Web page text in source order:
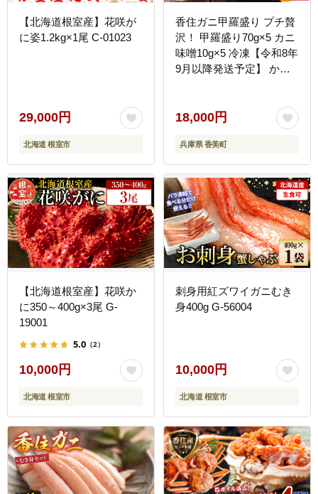
【北海道根室産】花咲が
に姿1.2kg×1尾 C-01023
29,000円
北海道 根室市
香住ガニ甲羅盛り プチ贅
沢！ 甲羅盛り70g×5 カニ
味噌10g×5 冷凍【令和8年
9月以降発送予定】 かに
18,000円
兵庫県 香美町
【北海道根室産】花咲か
に350～400g×3尾 G-
19001
5.0 （2）
10,000円
北海道 根室市
刺身用紅ズワイガニむき
身400g G-56004
10,000円
北海道 根室市